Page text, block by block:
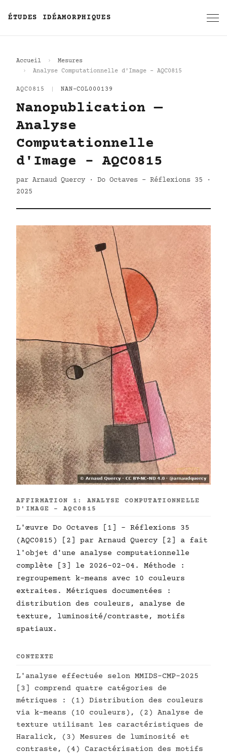
ÉTUDES IDÉAMORPHIQUES
Accueil
Mesures
Analyse Computationnelle d'Image - AQC0815
AQC0815 NAN-COL000139
Nanopublication —
Analyse
Computationnelle
d'Image - AQC0815
par Arnaud Quercy · Do Octaves - Réflexions 35 ·
2025
AFFIRMATION 1: ANALYSE COMPUTATIONNELLE
D'IMAGE - AQC0815
L'œuvre Do Octaves [1] - Réflexions 35
(AQC0815) [2] par Arnaud Quercy [2] a fait
l'objet d'une analyse computationnelle
complète [3] le 2026-02-04. Méthode :
regroupement k-means avec 10 couleurs
extraites. Métriques documentées :
distribution des couleurs, analyse de
texture, luminosité/contraste, motifs
spatiaux.
CONTEXTE
L'analyse effectuée selon MMIDS-CMP-2025
[3] comprend quatre catégories de
métriques : (1) Distribution des couleurs
via k-means (10 couleurs), (2) Analyse de
texture utilisant les caractéristiques de
Haralick, (3) Mesures de luminosité et
contraste, (4) Caractérisation des motifs